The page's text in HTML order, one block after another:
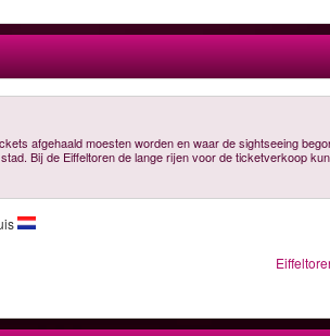
afgehaald moesten worden en waar de sightseeing
Bij de Eiffeltoren de lange rijen voor de ticketverkoop